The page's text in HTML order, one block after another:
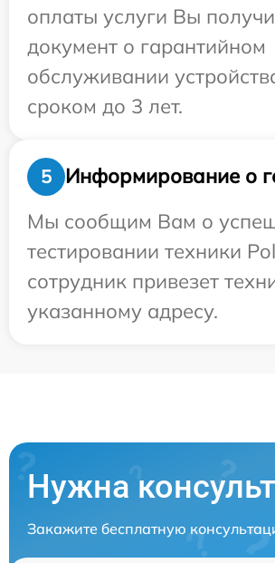
оплаты услуги Вы
документ о гарантийном
обслуживании
сроком до 3 лет.
5
Информирование о
Мы сообщим Вам о
тестировании техники
сотрудник привезет
указанному адресу.
Нужна
Закажите бесплатную